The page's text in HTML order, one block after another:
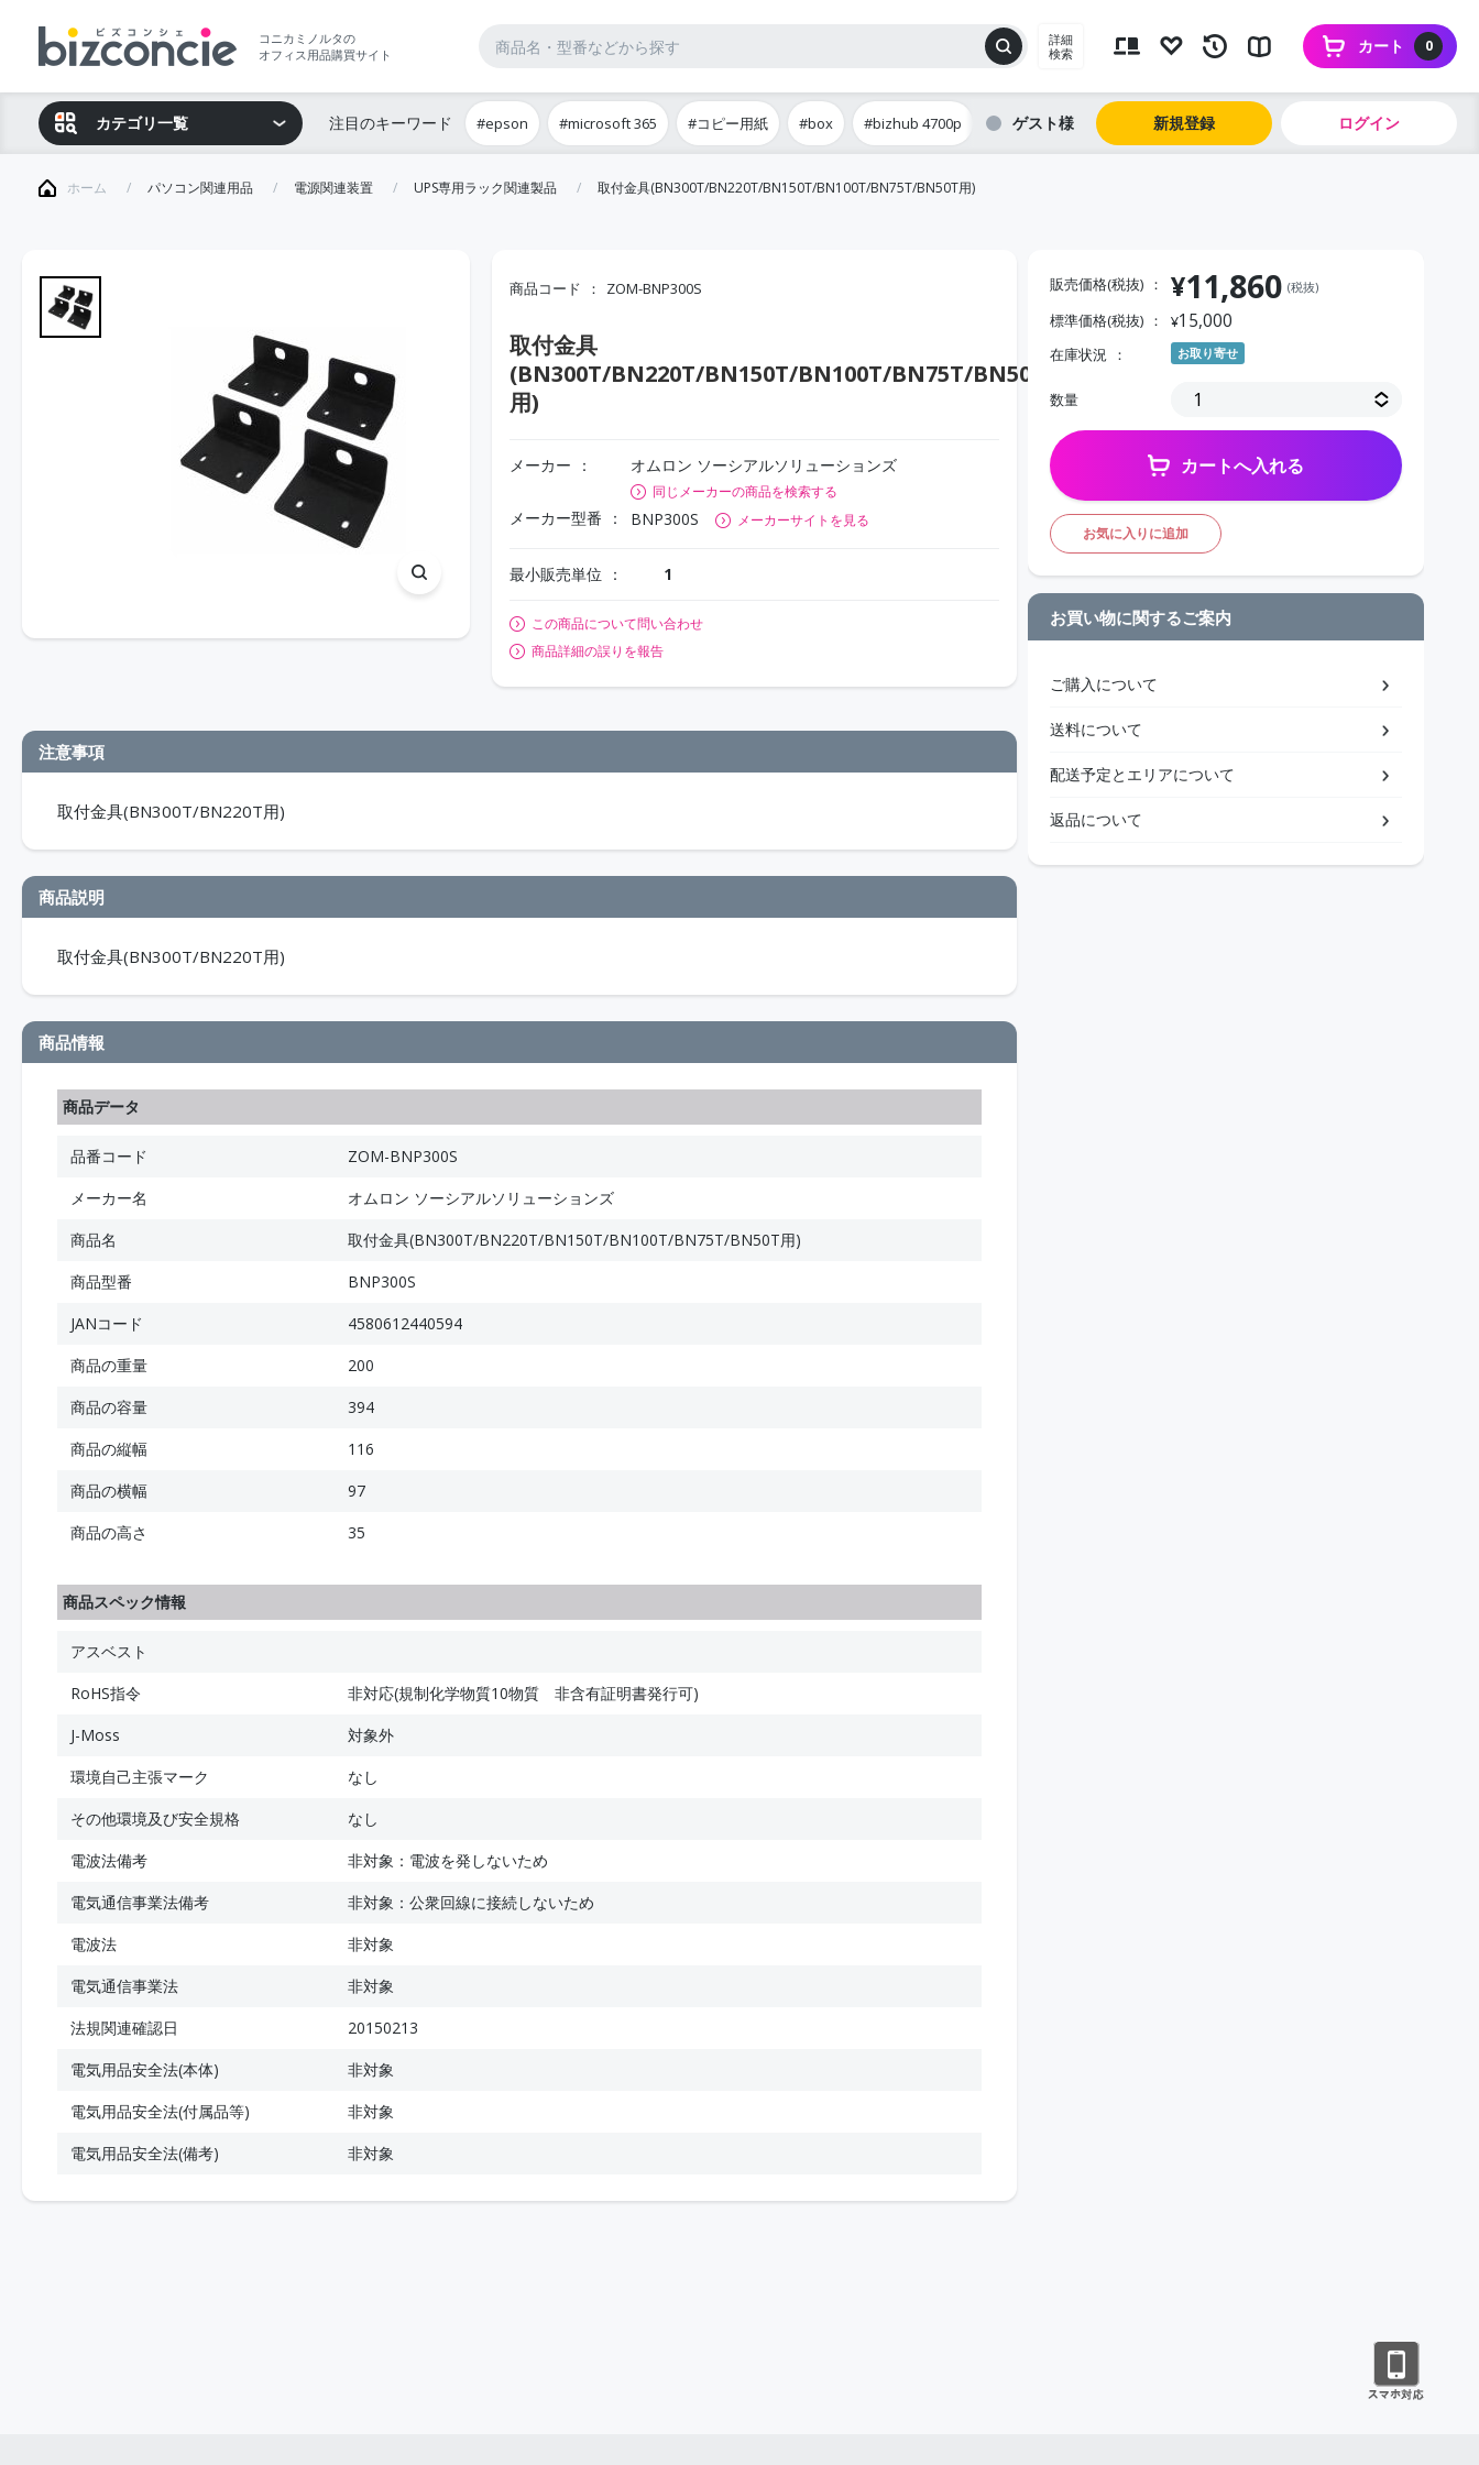
コニカミノルタの
オフィス用品購買サイト
詳細
検索
0
カート
カテゴリ一覧 注目のキーワード #epson #microsoft 365 #コピー用紙 #box #bizhub 4700p ゲスト 新規登録 ログイン
ホーム パソコン関連用品 電源関連装置 UPS専用ラック関連製品 取付金具(BN300T/BN220T/BN150T/BN100T/BN75T/BN50T用)
商品コード ZOM-BNP300S
取付金具
(BN300T/BN220T/BN150T/BN100T/BN75T/BN50T
用)
メーカー オムロン ソーシアルソリューションズ
同じメーカーの商品を検索する
メーカー型番 BNP300S メーカーサイトを見る
最小販売単位 1
この商品について問い合わせ
商品詳細の誤りを報告
注意事項
取付金具(BN300T/BN220T用)
商品説明
取付金具(BN300T/BN220T用)
商品情報
商品データ
品番コード
ZOM-BNP300S
メーカー名
オムロン ソーシアルソリューションズ
商品名
取付金具(BN300T/BN220T/BN150T/BN100T/BN75T/BN50T用)
商品型番
BNP300S
JANコード
4580612440594
商品の重量
200
商品の容量
394
商品の縦幅
116
商品の横幅
97
商品の高さ
35
商品スペック情報
アスベスト
RoHS指令
非対応(規制化学物質10物質 非含有証明書発行可)
J-Moss
対象外
環境自己主張マーク
なし
その他環境及び安全規格
なし
電波法備考
非対象：電波を発しないため
電気通信事業法備考
非対象：公衆回線に接続しないため
電波法
非対象
電気通信事業法
非対象
法規関連確認日
20150213
電気用品安全法(本体)
非対象
電気用品安全法(付属品等)
非対象
電気用品安全法(備考)
非対象
販売価格(税抜) ¥11,860 (税抜)
標準価格(税抜) ¥15,000
在庫状況 お取り寄せ
数量
カートへ入れる
お気に入りに追加
お買い物に関するご案内
ご購入について
送料について
配送予定とエリアについて
返品について